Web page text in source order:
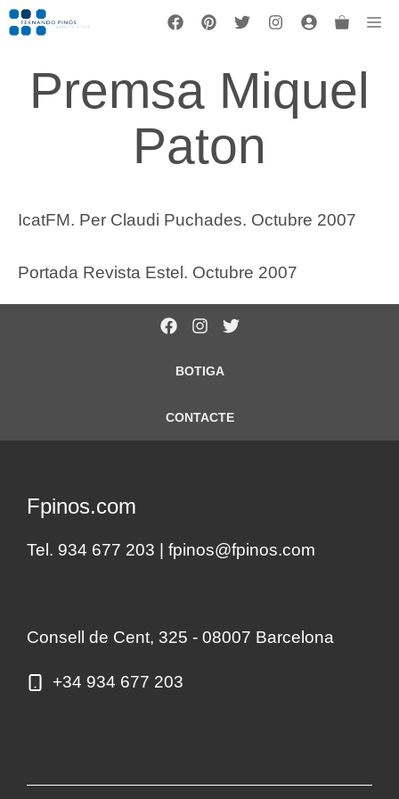
Vés
al
Premsa Miquel
Paton
IcatFM. Per Claudi Puchades. Octubre 2007
Portada Revista Estel. Octubre 2007
BOTIGA
CONTACTE
Fpinos.com
Tel. 934 677 203 | fpinos@fpinos.com
Consell de Cent, 325 - 08007 Barcelona
+34 934 677 203